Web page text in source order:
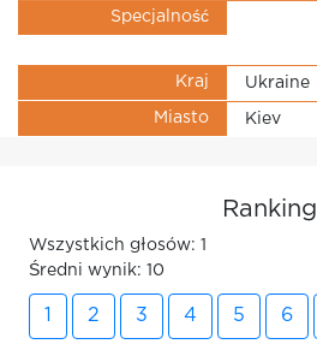
Specjalność
Kraj Ukraine
Miasto Kiev
Ranking
Wszystkich głosów: 1
Średni wynik: 10
2 3 4 5 6